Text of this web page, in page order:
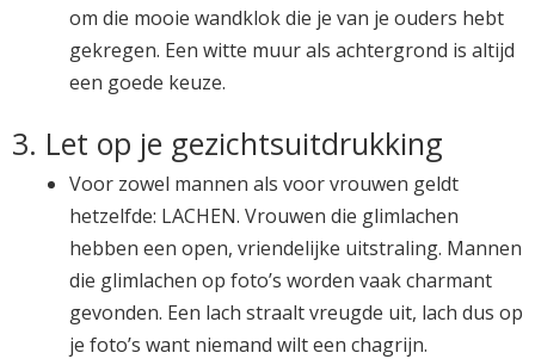
om die mooie wandklok die je van je ouders hebt
gekregen. Een witte muur als achtergrond is altijd
een goede keuze.
3. Let op je gezichtsuitdrukking
Voor zowel mannen als voor vrouwen geldt
hetzelfde: LACHEN. Vrouwen die glimlachen
hebben een open, vriendelijke uitstraling. Mannen
die glimlachen op foto’s worden vaak charmant
gevonden. Een lach straalt vreugde uit, lach dus op
je foto’s want niemand wilt een chagrijn.